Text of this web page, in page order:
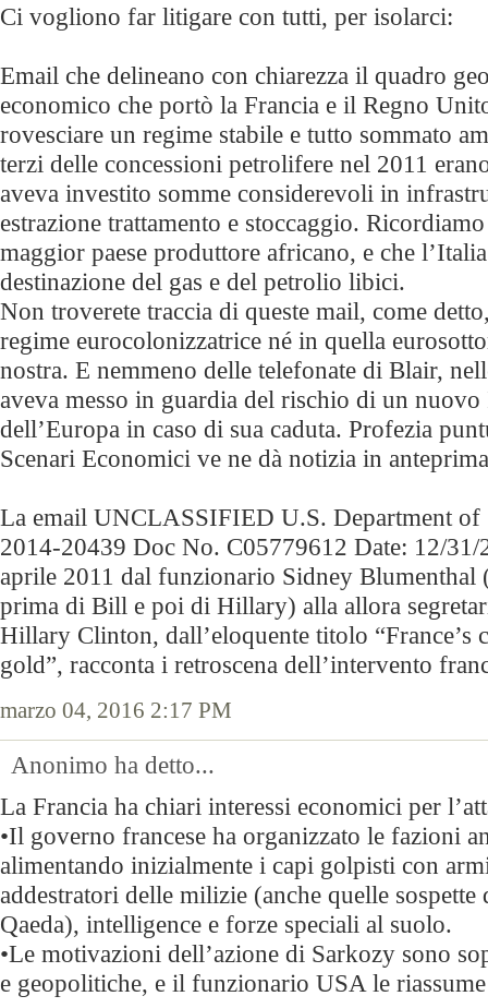
Ci vogliono far litigare con tutti, per isolarci:
Email che delineano con chiarezza il quadro
economico che portò la Francia e il Regno
rovesciare un regime stabile e tutto sommato
terzi delle concessioni petrolifere nel 2011
aveva investito somme considerevoli in
estrazione trattamento e stoccaggio.
maggior paese produttore africano, e che
destinazione del gas e del petrolio libici.
Non troverete traccia di queste mail, come
regime eurocolonizzatrice né in quella
nostra. E nemmeno delle telefonate di Blair,
aveva messo in guardia del rischio di un
dell’Europa in caso di sua caduta. Profezia
Scenari Economici ve ne dà notizia in
La email UNCLASSIFIED U.S. Department of
2014-20439 Doc No. C05779612 Date: 12/
aprile 2011 dal funzionario Sidney Blumenthal
prima di Bill e poi di Hillary) alla allora
Hillary Clinton, dall’eloquente titolo “France’s
gold”, racconta i retroscena dell’intervento
marzo 04, 2016 2:17 PM
Anonimo ha detto...
La Francia ha chiari interessi economici per
•Il governo francese ha organizzato le fazioni
alimentando inizialmente i capi golpisti con
addestratori delle milizie (anche quelle
Qaeda), intelligence e forze speciali al suolo.
•Le motivazioni dell’azione di Sarkozy sono
e geopolitiche, e il funzionario USA le